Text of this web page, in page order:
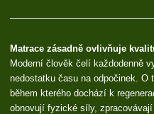
Matrace zásadně ovlivňuje
Moderní člověk čelí každodenně
nedostatku času na odpočinek.
během kterého dochází k
obnovují fyzické síly,